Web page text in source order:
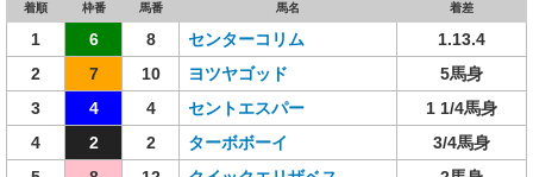
着順 枠番 馬番 馬名 着差
1 6 8 センターコリム
1.13.4
2
7 10 ヨツヤゴッド
5馬身
3
4 4 セントエスパー
1 1/4馬身
4
2 2 ターボボーイ
3/4馬身